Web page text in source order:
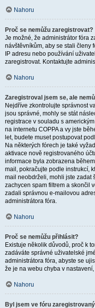
Nahoru
Proč se nemůžu zaregistrovat?
Je možné, že administrátor fóra
návštěvníkům, aby se stali členy
IP adresu nebo používání
zaregistrovat. Kontaktujte
Nahoru
Zaregistroval jsem se, ale
Nejdříve zkontrolujte správnost
jsou správné, mohly se stát
registrace v souladu s
na internetu COPPA a vy jste
let, budete muset postupovat
Na některých fórech je také
aktivace nově registrovaného
informace byla zobrazena
mail, pokračujte podle instrukcí,
mail neobdrželi, mohli jste zadat
zachycen spam filtrem a skončil
zadali správnou e-mailovou
administrátora fóra.
Nahoru
Proč se nemůžu přihlásit?
Existuje několik důvodů, proč k
zadáváte správné uživatelské
administrátora fóra, abyste se
že je na webu chyba v
Nahoru
Byl jsem ve fóru